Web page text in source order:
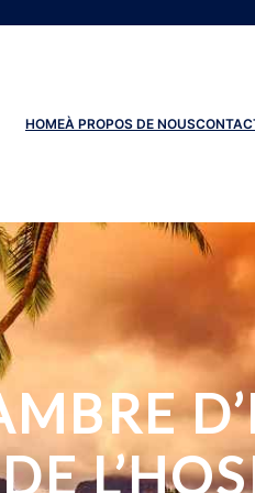
HOMEÀ PROPOS DE NOUS
DE